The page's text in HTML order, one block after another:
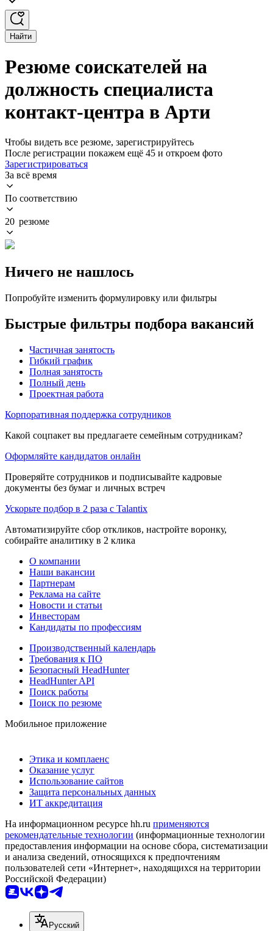
Найти
Резюме соискателей на
должность специалиста
контакт-центра в Арти
Чтобы видеть все резюме, зарегистрируйтесь
После регистрации покажем ещё 45 и откроем фото
Зарегистрироваться
За всё время
По соответствию
20 резюме
Ничего не нашлось
Попробуйте изменить формулировку или фильтры
Быстрые фильтры подбора вакансий
Частичная занятость
Гибкий график
Полная занятость
Полный день
Проектная работа
Корпоративная поддержка сотрудников
Какой соцпакет вы предлагаете семейным сотрудникам?
Оформляйте кандидатов онлайн
Проверяйте сотрудников и подписывайте кадровые
документы без бумаг и личных встреч
Ускорьте подбор в 2 раза с Talantix
Автоматизируйте сбор откликов, настройте воронку,
собирайте аналитику в 2 клика
О компании
Наши вакансии
Партнерам
Реклама на сайте
Новости и статьи
Инвесторам
Кандидаты по профессиям
Производственный календарь
Требования к ПО
Безопасный HeadHunter
HeadHunter API
Поиск работы
Поиск по резюме
Мобильное приложение
Этика и комплаенс
Оказание услуг
Использование сайтов
Защита персональных данных
ИТ аккредитация
На информационном ресурсе hh.ru применяются
рекомендательные технологии (информационные технологии
предоставления информации на основе сбора, систематизации
и анализа сведений, относящихся к предпочтениям
пользователей сети «Интернет», находящихся на территории
Российской Федерации)
Русский